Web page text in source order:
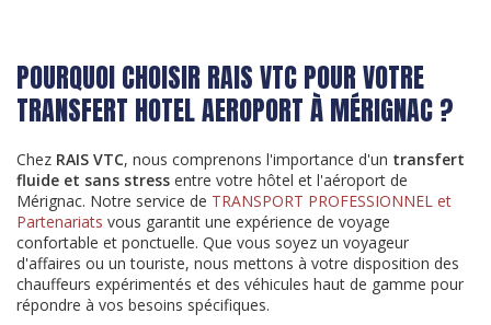
POURQUOI CHOISIR RAIS VTC POUR VOTRE
TRANSFERT HOTEL AEROPORT À MÉRIGNAC ?
Chez RAIS VTC, nous comprenons l'importance d'un transfert
fluide et sans stress entre votre hôtel et l'aéroport de
Mérignac. Notre service de TRANSPORT PROFESSIONNEL et
Partenariats vous garantit une expérience de voyage
confortable et ponctuelle. Que vous soyez un voyageur
d'affaires ou un touriste, nous mettons à votre disposition des
chauffeurs expérimentés et des véhicules haut de gamme pour
répondre à vos besoins spécifiques.